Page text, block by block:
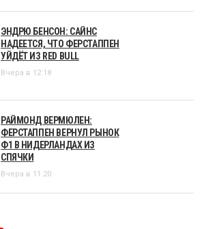
ЭНДРЮ БЕНСОН: САЙНС
НАДЕЕТСЯ, ЧТО ФЕРСТАППЕН
УЙДЁТ ИЗ RED BULL
Вчера в 12:18
РАЙМОНД ВЕРМЮЛЕН:
ФЕРСТАППЕН ВЕРНУЛ РЫНОК
Ф1 В НИДЕРЛАНДАХ ИЗ
СПЯЧКИ
Вчера в 11:20